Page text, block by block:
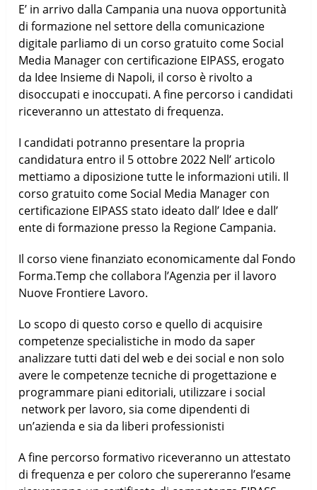
E’ in arrivo dalla Campania una nuova opportunità
di formazione nel settore della comunicazione
digitale parliamo di un corso gratuito come Social
Media Manager con certificazione EIPASS, erogato
da Idee Insieme di Napoli, il corso è rivolto a
disoccupati e inoccupati. A fine percorso i candidati
riceveranno un attestato di frequenza.
I candidati potranno presentare la propria
candidatura entro il 5 ottobre 2022 Nell’ articolo
mettiamo a diposizione tutte le informazioni utili. Il
corso gratuito come Social Media Manager con
certificazione EIPASS stato ideato dall’ Idee e dall’
ente di formazione presso la Regione Campania.
Il corso viene finanziato economicamente dal Fondo
Forma.Temp che collabora l’Agenzia per il lavoro
Nuove Frontiere Lavoro.
Lo scopo di questo corso e quello di acquisire
competenze specialistiche in modo da saper
analizzare tutti dati del web e dei social e non solo
avere le competenze tecniche di progettazione e
programmare piani editoriali, utilizzare i social
network per lavoro, sia come dipendenti di
un’azienda e sia da liberi professionisti
A fine percorso formativo riceveranno un attestato
di frequenza e per coloro che supereranno l’esame